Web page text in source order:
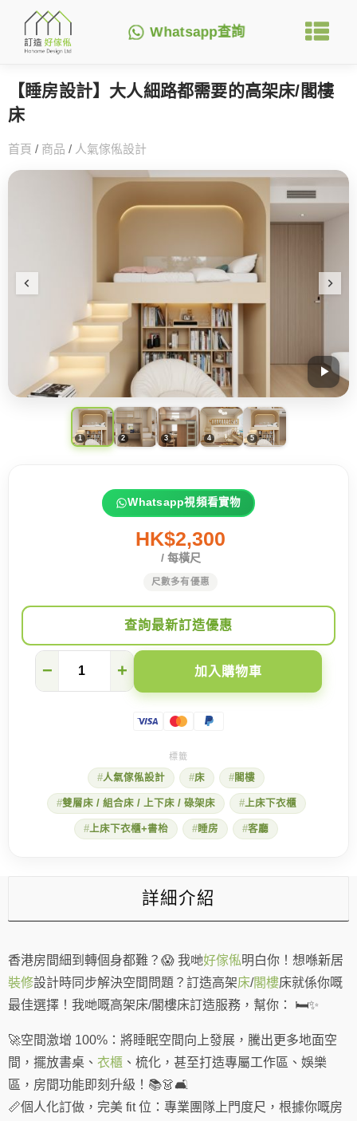
Whatsapp查詢
【睡房設計】大人細路都需要的高架床/閣樓
床
首頁 / 商品 / 人氣傢俬設計
Whatsapp視頻看實物
HK$2,300
/ 每橫尺
尺數多有優惠
查詢最新訂造優惠
設
數
− + 加入購物車
人氣傢俬設計 床 閣樓
雙層床 / 組合床 / 上下床 / 碌架床 上床下衣櫃
上床下衣櫃+書枱 睡房 客廳
詳細介紹
香港房間細到轉個身都難？😱 我哋好傢俬明白你！想喺新居
裝修設計時同步解決空間問題？訂造高架床/閣樓床就係你嘅
最佳選擇！我哋嘅高架床/閣樓床訂造服務，幫你： 🛏️✨
🚀空間激增 100%：將睡眠空間向上發展，騰出更多地面空
間，擺放書桌、 衣櫃 、梳化，甚至打造專屬工作區、娛樂
區，房間功能即刻升級！📚👗🛋️
📏個人化訂做，完美 fit 位：專業團隊上門度尺，根據你嘅房